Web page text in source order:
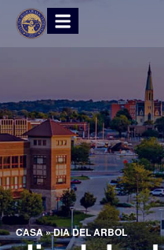
CASA»DIA DEL ARBOL